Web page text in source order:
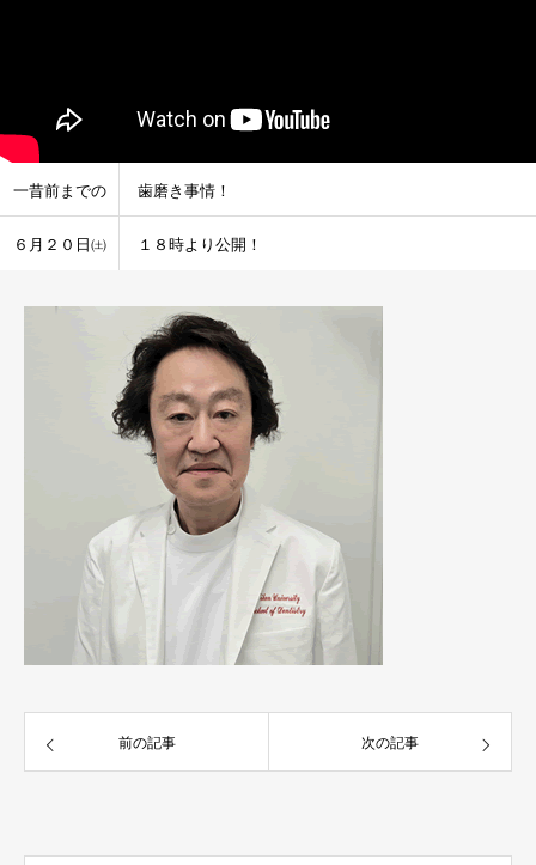
一昔前までの 歯磨き事情！
６月２０日㈯ １８時より公開！
前の記事 次の記事